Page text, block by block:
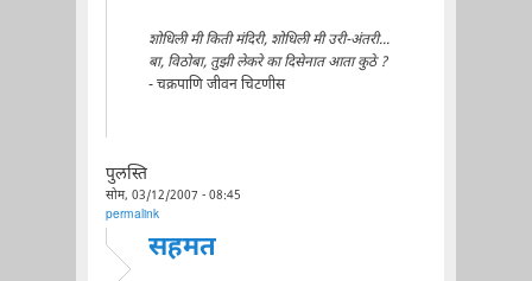
शोधिली मी किती मंदिरी, शोधिली मी उरी-अंतरी...
बा, विठोबा, तुझी लेकरे का दिसेनात आता कुठे ?
- चक्रपाणि जीवन चिटणीस
पुलस्ति
सोम, 03/12/2007 - 08:45
permalink
सहमत